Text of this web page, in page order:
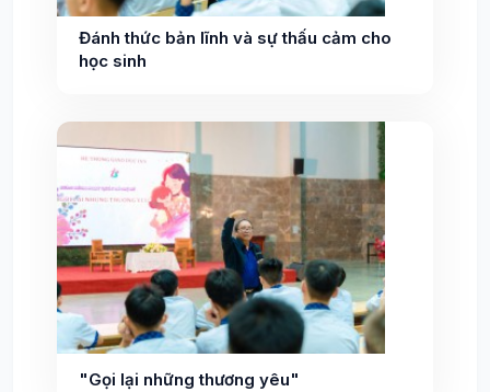
Đánh thức bản lĩnh và sự thấu cảm cho
học sinh
"Gọi lại những thương yêu"